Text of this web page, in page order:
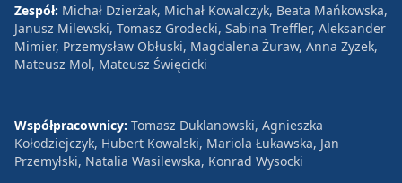
Zespół: Michał Dzierżak, Michał Kowalczyk, Beata Mańkowska,
Janusz Milewski, Tomasz Grodecki, Sabina Treffler, Aleksander
Mimier, Przemysław Obłuski, Magdalena Żuraw, Anna Zyzek,
Mateusz Mol, Mateusz Święcicki
Współpracownicy: Tomasz Duklanowski, Agnieszka
Kołodziejczyk, Hubert Kowalski, Mariola Łukawska, Jan
Przemyłski, Natalia Wasilewska, Konrad Wysocki